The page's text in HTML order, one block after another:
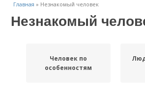
Главная » Незнакомый человек
Незнакомый
Человек по
особенностям